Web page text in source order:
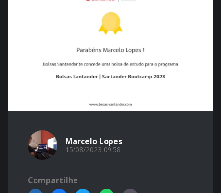
Marcelo Lopes
15/08/2023 09:58
Compartilhe